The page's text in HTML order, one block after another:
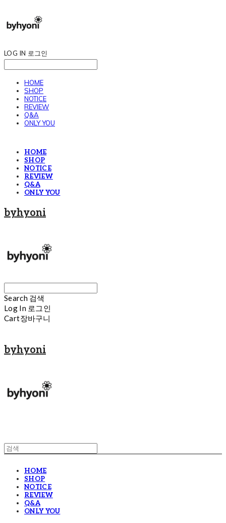
LOG IN 로그인
HOME
SHOP
NOTICE
REVIEW
Q&A
ONLY YOU
HOME
SHOP
NOTICE
REVIEW
Q&A
ONLY YOU
byhyoni
Search 검색
Log In 로그인
Cart장바구니
byhyoni
HOME
SHOP
NOTICE
REVIEW
Q&A
ONLY YOU